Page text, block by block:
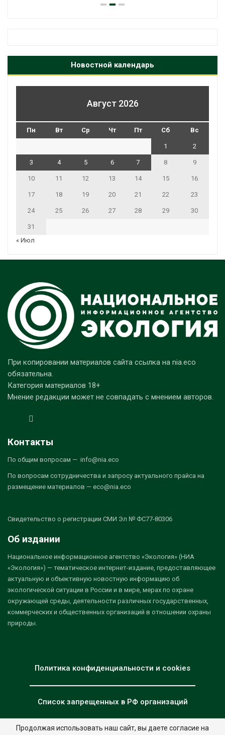
Новостной календарь
Август 2026
Пн Вт Ср Чт Пт Сб Вс
1 2
3 4 5 6 7 8 9
10 11 12 13 14 15 16
17 18 19 20 21 22 23
24 25 26 27 28 29 30
31
« Июл
При копировании материалов сайта ссылка на nia.eco
обязательна.
Категория материалов 18+
Мнение редакции может не совпадать с мнением авторов.
Контакты
По общим вопросам — info@nia.eco
По вопросам сотрудничества и запросу актуального прайса на
размещение материалов — eco@nia.eco
Свидетельство о регистрации СМИ Эл № ФС77-80306
Об издании
Национальное информационное агентство «Экология» (НИА
«Экология») — тематическое интернет-издание, предоставляющее
актуальную и объективную новостную информацию об
экологической ситуации в России и в мире, мерах по охране
окружающей среды, деятельности различных государственных,
коммерческих и общественных организаций в отношении охраны
природы.
Политика конфиденциальности и cookies
Список запрещенных в РФ организаций
Продолжая использовать наш сайт, вы даете согласие на